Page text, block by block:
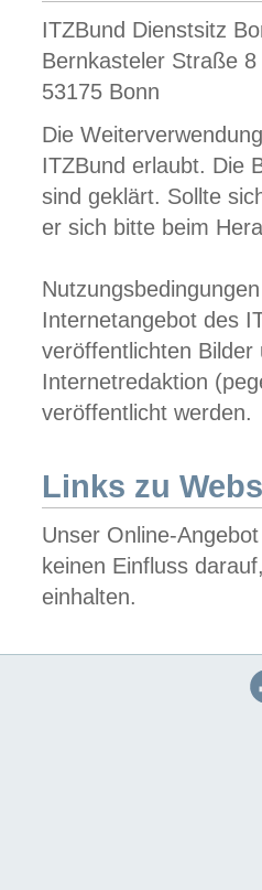
ITZBund Dienstsitz
Bernkasteler Straße 8
53175 Bonn
Die
ITZBund erlaubt. Die
sind geklärt. Sollte
er sich bitte beim
Internetangebot des
veröffentlichten
Internetredaktion
veröffentlicht werden.
Links zu
Unser Online-
keinen Einfluss
einhalten.